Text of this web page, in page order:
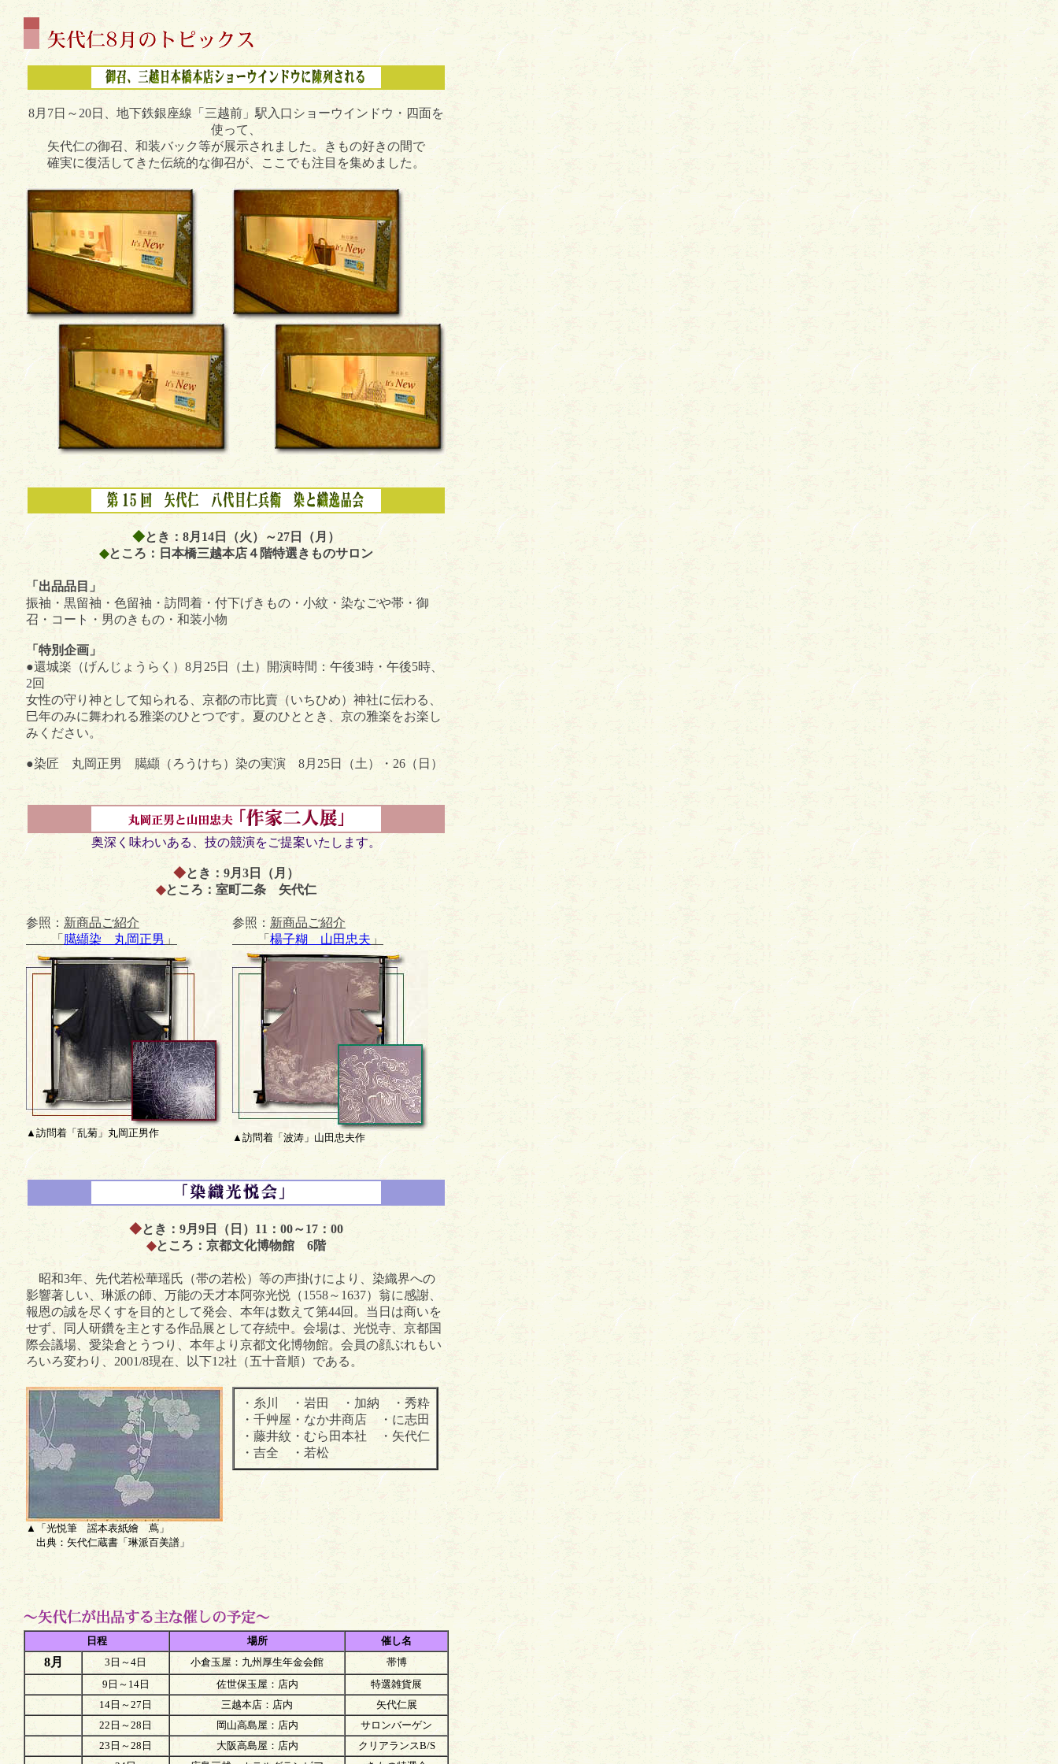
8月7日～20日、地下鉄銀座線「三越前」駅入口ショーウインドウ・四面を
使って、
矢代仁の御召、和装バック等が展示されました。きもの好きの間で
確実に復活してきた伝統的な御召が、ここでも注目を集めました。
◆とき：8月14日（火）～27日（月）
◆ところ：日本橋三越本店４階特選きものサロン
「出品品目」
振袖・黒留袖・色留袖・訪問着・付下げきもの・小紋・染なごや帯・御
召・コート・男のきもの・和装小物
「特別企画」
●還城楽（げんじょうらく）8月25日（土）開演時間：午後3時・午後5時、
2回
女性の守り神として知られる、京都の市比賣（いちひめ）神社に伝わる、
巳年のみに舞われる雅楽のひとつです。夏のひととき、京の雅楽をお楽し
みください。
●染匠 丸岡正男 臈纈（ろうけち）染の実演 8月25日（土）・26（日）
奥深く味わいある、技の競演をご提案いたします。
◆とき：9月3日（月）
◆ところ：室町二条 矢代仁
参照： 新商品ご紹介
「 臈纈染 丸岡正男 」
参照： 新商品ご紹介
「 楊子糊 山田忠夫 」
▲訪問着「乱菊」丸岡正男作 ▲訪問着「波涛」山田忠夫作
◆とき：9月9日（日）11：00～17：00
◆ところ：京都文化博物館 6階
昭和3年、先代若松華瑶氏（帯の若松）等の声掛けにより、染織界への
影響著しい、琳派の師、万能の天才本阿弥光悦（1558～1637）翁に感謝、
報恩の誠を尽くすを目的として発会、本年は数えて第44回。当日は商いを
せず、同人研鑽を主とする作品展として存続中。会場は、光悦寺、京都国
際会議場、愛染倉とうつり、本年より京都文化博物館。会員の顔ぶれもい
ろいろ変わり、2001/8現在、以下12社（五十音順）である。
▲「光悦筆 謡本表紙繪 蔦」
出典：矢代仁蔵書「琳派百美譜」
・糸川 ・岩田 ・加納 ・秀粋
・千艸屋・なか井商店 ・に志田
・藤井紋・むら田本社 ・矢代仁
・吉全 ・若松
日程 場所 催し名
8月 3日～4日 小倉玉屋：九州厚生年金会館
帯博
9日～14日
佐世保玉屋：店内
特選雑貨展
14日～27日
三越本店：店内
矢代仁展
22日～28日
岡山高島屋：店内
サロンバーゲン
23日～28日
大阪高島屋：店内
クリアランスB/S